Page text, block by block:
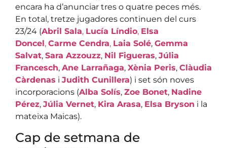
encara ha d’anunciar tres o quatre peces més.
En total, tretze jugadores continuen del curs
23/24 (Abril Sala, Lucía Líndio, Elsa
Doncel, Carme Cendra, Laia Solé, Gemma
Salvat, Sara Azzouzz, Nil Figueras, Júlia
Francesch, Ane Larrañaga, Xènia Peris, Clàudia
Càrdenas i Judith Cunillera) i set són noves
incorporacions (Alba Solís, Zoe Bonet, Nadine
Pérez, Júlia Vernet, Kira Arasa, Elsa Bryson i la
mateixa Maicas).
Cap de setmana de